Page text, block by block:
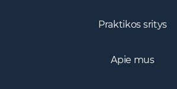
Praktikos sritys
Apie mus